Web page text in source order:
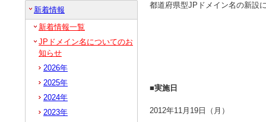
都道府県型JPドメイン名の新設
■実施日
2012年11月19日（月）
新着情報
新着情報一覧
JPドメイン名についてのお
知らせ
2026年
2025年
2024年
2023年